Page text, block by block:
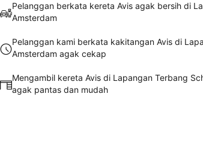
Pelanggan berkata kereta Avis agak bersih di
Amsterdam
Pelanggan kami berkata kakitangan Avis di
Amsterdam agak cekap
Mengambil kereta Avis di Lapangan Terbang
agak pantas dan mudah